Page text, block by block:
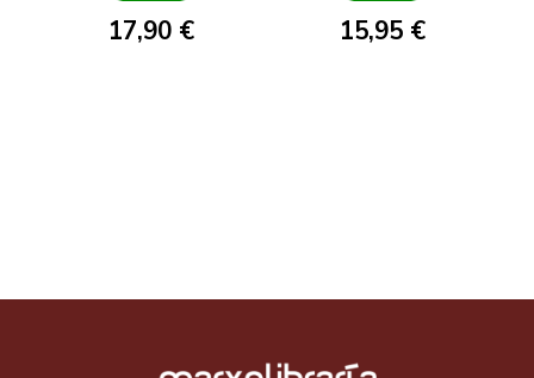
17,90 € 15,95 €